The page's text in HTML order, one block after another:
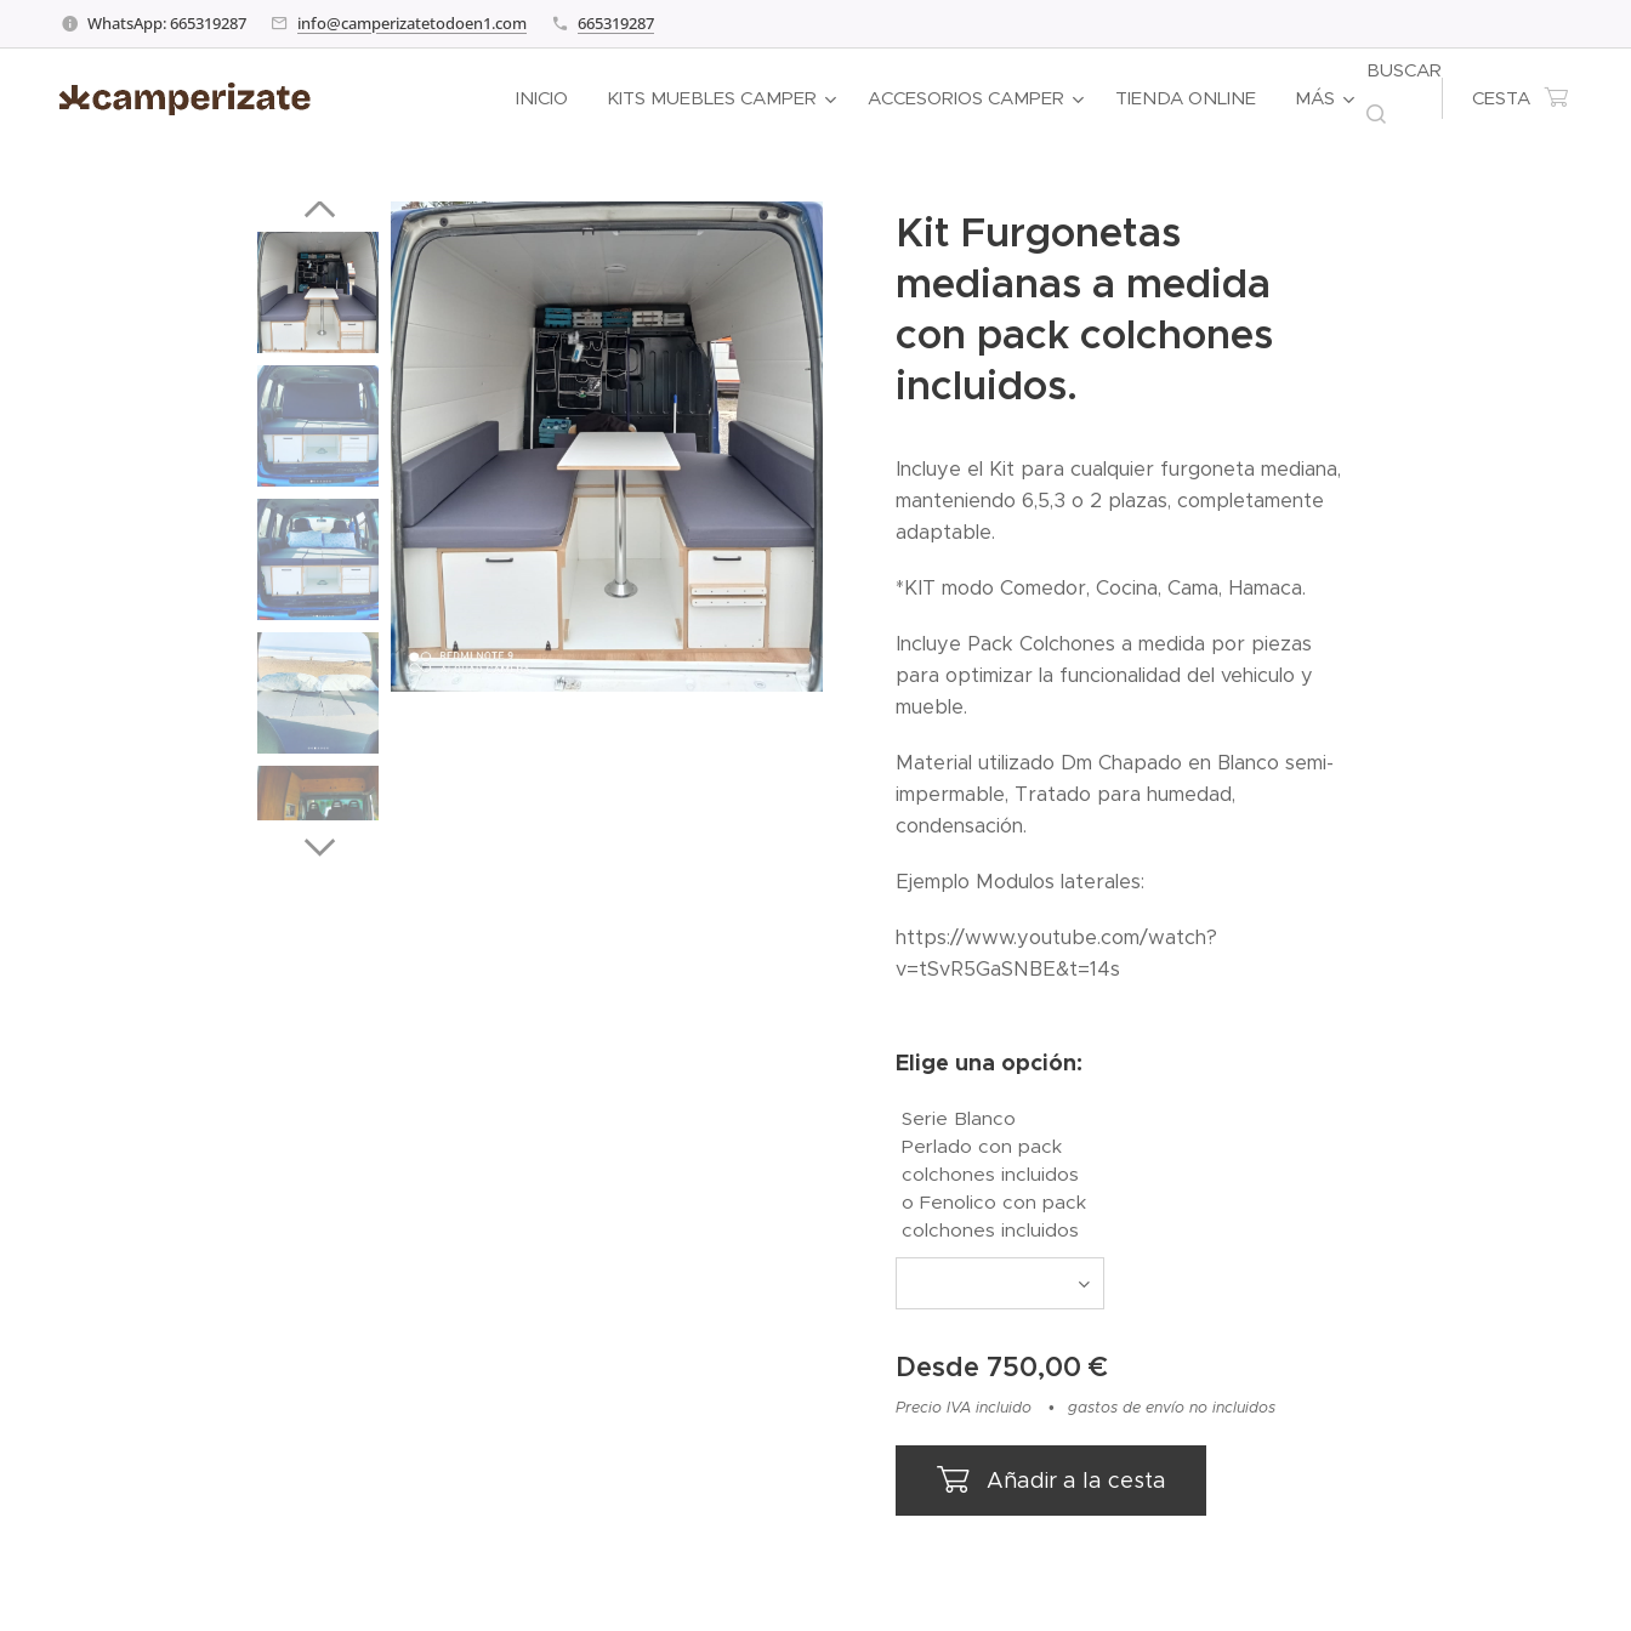
WhatsApp: 665319287 info@camperizatetodoen1.com 665319287
INICIO KITS MUEBLES CAMPER ACCESORIOS CAMPER TIENDA ONLINE MÁS
BUSCAR
CESTA
Kit Furgonetas
medianas a medida
con pack colchones
incluidos.
Incluye el Kit para cualquier furgoneta mediana,
manteniendo 6,5,3 o 2 plazas, completamente
adaptable.
*KIT modo Comedor, Cocina, Cama, Hamaca.
Incluye Pack Colchones a medida por piezas
para optimizar la funcionalidad del vehiculo y
mueble.
Material utilizado Dm Chapado en Blanco semi-
impermable, Tratado para humedad,
condensación.
Ejemplo Modulos laterales:
https://www.youtube.com/watch?
v=tSvR5GaSNBE&t=14s
Elige una opción:
Serie Blanco
Perlado con pack
colchones incluidos
o Fenolico con pack
colchones incluidos
Desde 750,00 €
Precio IVA incluido gastos de envío no incluidos
Añadir a la cesta